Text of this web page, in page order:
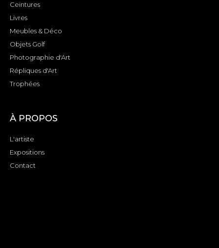
Ceintures
Livres
Meubles & Déco
Objets Golf
Photographie d'Art
Répliques d'Art
Trophées
À PROPOS
L'artiste
Expositions
Contact